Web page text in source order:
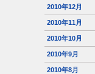
2010年12月
2010年11月
2010年10月
2010年9月
2010年8月